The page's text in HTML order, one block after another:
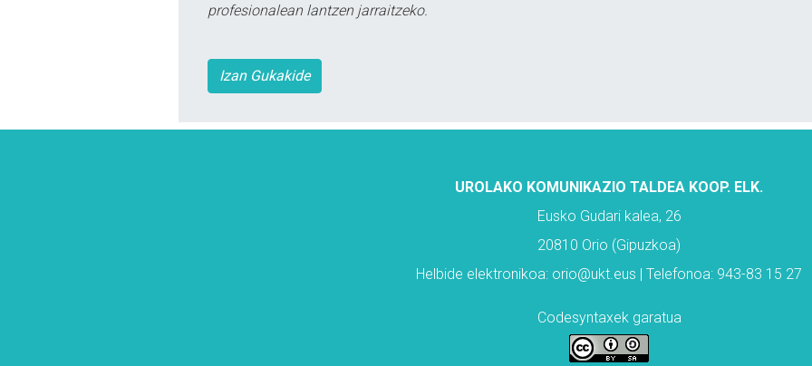
profesionalean lantzen jarraitzeko.
Izan Gukakide
UROLAKO KOMUNIKAZIO TALDEA KOOP. ELK.
Eusko Gudari kalea, 26
20810 Orio (Gipuzkoa)
Helbide elektronikoa: orio@ukt.eus | Telefonoa: 943-83 15 27
Codesyntaxek garatua